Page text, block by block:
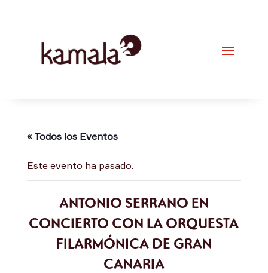
« Todos los Eventos
Este evento ha pasado.
ANTONIO SERRANO EN
CONCIERTO CON LA ORQUESTA
FILARMÓNICA DE GRAN
CANARIA